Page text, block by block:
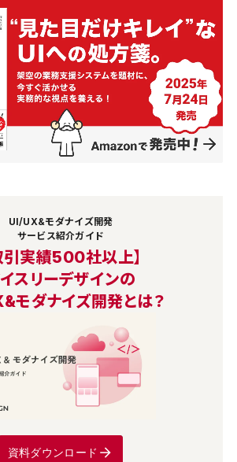
UI/UX&モダナイズ開発
サービス紹介ガイド
引実績500社以上】
スリーデザインの
モダナイズ開発とは？
資料ダウンロード